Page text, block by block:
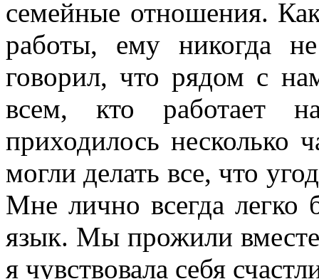
семейные отношения.
работы, ему никогда
говорил, что рядом с
всем, кто работает
приходилось несколько
могли делать все, что
Мне лично всегда
язык. Мы прожили
я чувствовала себя